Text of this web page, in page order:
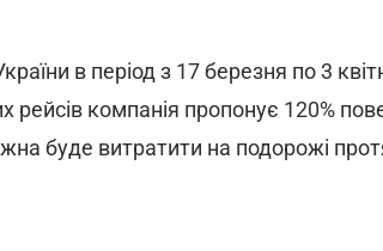
в період з 17 березня по 3
рейсів компанія пропонує 120%
буде витратити на подорожі